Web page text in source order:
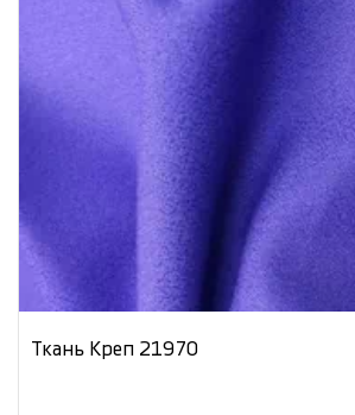
Ткань Креп 21970